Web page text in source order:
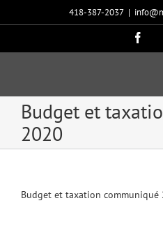
418-387-2037 |
Budget et
2020
Budget et taxation communiqué